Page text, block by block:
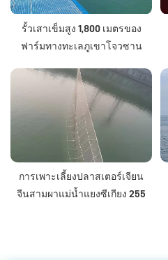
รั้วเสาเข็มสูง 1,800 เมตรของ
ฟาร์มทางทะเลภูเขาโจวซาน
การเพาะเลี้ยงปลาสเตอร์เจียน
จีนสามผาแม่น้ำแยงซีเกียง 255